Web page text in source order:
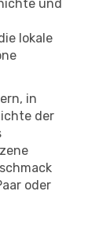
und
lokale
in
der
oder